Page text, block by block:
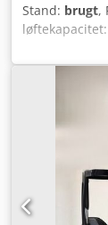
Stand: brugt,
løftekapacitet:
,
skubbemast
mm Gaflens
1.000 -